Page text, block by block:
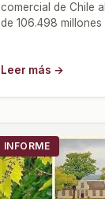
comercial de Chile
de 106.498 millones
Leer más →
INFORME